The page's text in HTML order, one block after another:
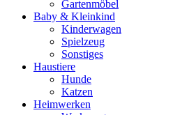
Gartenmöbel
Baby & Kleinkind
Kinderwagen
Spielzeug
Sonstiges
Haustiere
Hunde
Katzen
Heimwerken